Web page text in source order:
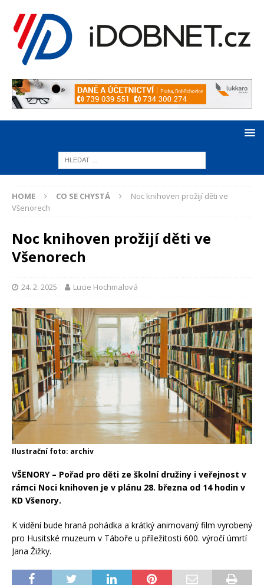
HOME CO SE CHYSTÁ
Noc knihoven prožijí děti ve
Všenorech
Noc knihoven prožijí děti ve
Všenorech
24. 2. 2025 Lucie Hochmalová
Ilustrační foto: archiv
VŠENORY– Pořad pro děti ze školní družiny i veřejnost v
rámci Noci knihoven je v plánu 28. března od 14 hodin v
KD Všenory.
K vidění bude hraná pohádka a krátký animovaný film vyrobený
pro Husitské muzeum v Táboře u příležitosti 600. výročí úmrtí
Jana Žižky.